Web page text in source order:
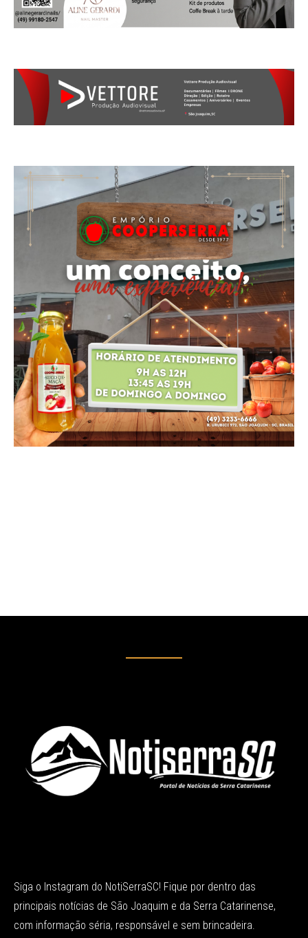
Siga o Instagram do NotiSerraSC! Fique por dentro das
principais notícias de São Joaquim e da Serra Catarinense,
com informação séria, responsável e sem brincadeira.